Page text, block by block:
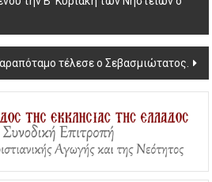
τέλεσε ο Σεβασμιώτατος.